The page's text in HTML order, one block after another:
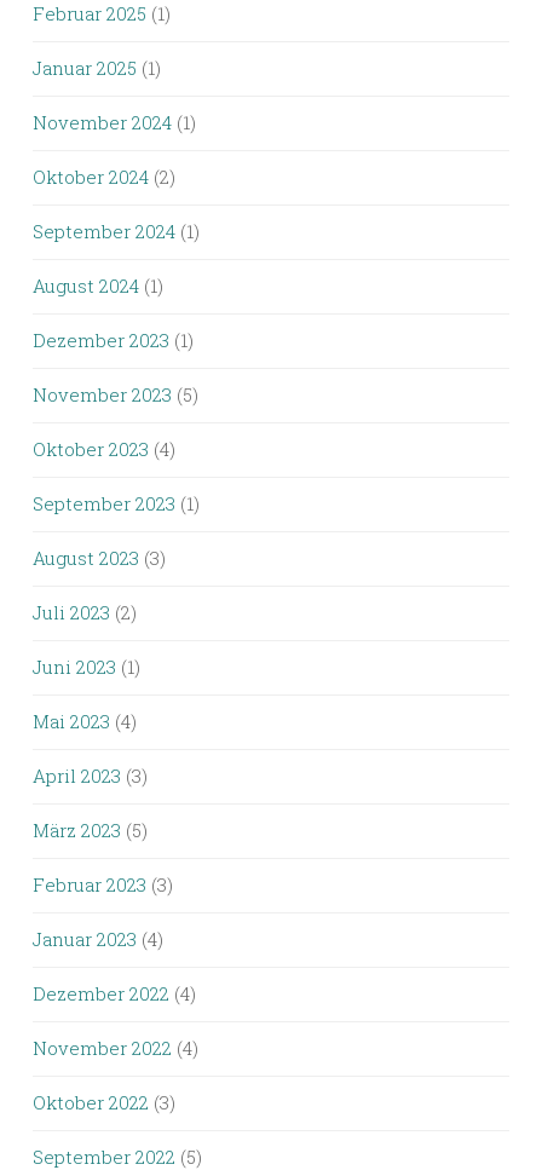
Februar 2025 (1)
Januar 2025 (1)
November 2024 (1)
Oktober 2024 (2)
September 2024 (1)
August 2024 (1)
Dezember 2023 (1)
November 2023 (5)
Oktober 2023 (4)
September 2023 (1)
August 2023 (3)
Juli 2023 (2)
Juni 2023 (1)
Mai 2023 (4)
April 2023 (3)
März 2023 (5)
Februar 2023 (3)
Januar 2023 (4)
Dezember 2022 (4)
November 2022 (4)
Oktober 2022 (3)
September 2022 (5)